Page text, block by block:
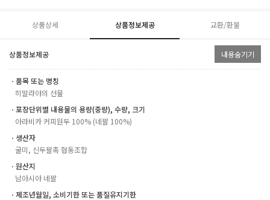
상품상세 상품정보제공 교환/환불
상품정보제공 내용숨기기
ㆍ품목 또는 명칭
히말라야의 선물
ㆍ포장단위별 내용물의 용량(중량), 수량, 크기
아라비카 커피원두 100% (네팔 100%)
ㆍ생산자
굴미, 신두팔촉 협동조합
ㆍ원산지
남아시아 네팔
ㆍ제조년월일, 소비기한 또는 품질유지기한